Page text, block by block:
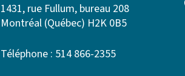
1431, rue Fullum, bureau 208
Montréal (Québec) H2K 0B5
Téléphone : 514 866-2355